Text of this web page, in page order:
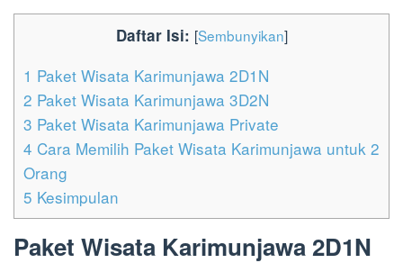
Daftar Isi: [Sembunyikan]
1 Paket Wisata Karimunjawa 2D1N
2 Paket Wisata Karimunjawa 3D2N
3 Paket Wisata Karimunjawa Private
4 Cara Memilih Paket Wisata Karimunjawa untuk 2
Orang
5 Kesimpulan
Paket Wisata Karimunjawa 2D1N